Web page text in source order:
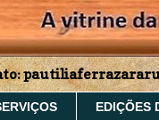
EDIÇÕES